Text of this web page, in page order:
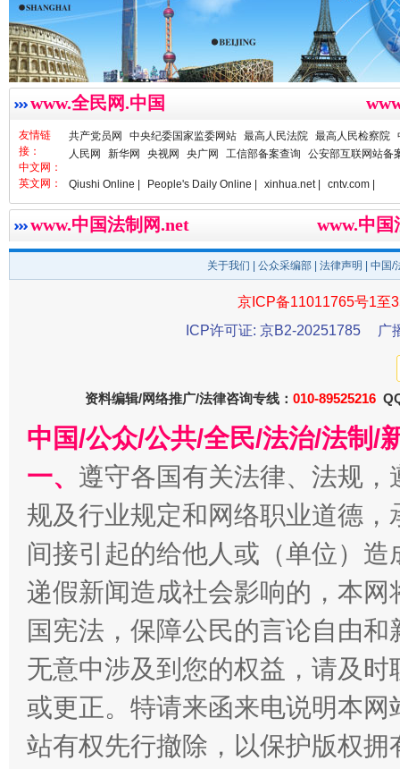
雄关漫道展新颜
衣柜里的秘密 高速路
春天里的科技盛宴
www.全民网.中国
友情链
接：
中文网：
共产党员网 中央纪委国家监委网站 最高人民法院 最高人民检察院
人民网
新华网 央视网 央广网 工信部备案查询 公安部互联网站备
英文网： Qiushi Online | People's Daily Online | xinhua.net | cntv.com |
www.中国法制网.net www.中
关于我们 公众采编部 法律声明 | 中国
京ICP备11011765号1至
ICP许可证: 京B2-20251785
广
资料编辑/网络推广/法律咨询专线： 010-89525216
中国/公众/公共/全民/法治/法制/
一、 遵守各国有关法律、法规
规及行业规定和网络职业道德
间接引起的给他人或（单位）
递假新闻造成社会影响的，本
国宪法，保障公民的言论自由
无意中涉及到您的权益，请及
或更正。特请来函来电说明本
站有权先行撤除，以保护版权